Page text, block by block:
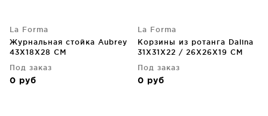
La Forma
Журнальная стойка Aubrey
43X18X28 CM
Под заказ
0 руб
La Forma
Корзины из ротанга Dalina
31X31X22 / 26X26X19 CM
Под заказ
0 руб